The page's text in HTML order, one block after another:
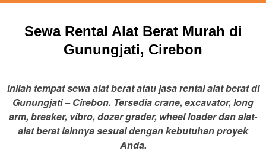
Sewa Rental Alat Berat Murah di
Gunungjati, Cirebon
Inilah tempat sewa alat berat atau jasa rental alat berat di
Gunungjati – Cirebon. Tersedia crane, excavator, long
arm, breaker, vibro, dozer grader, wheel loader dan alat-
alat berat lainnya sesuai dengan kebutuhan proyek
Anda.